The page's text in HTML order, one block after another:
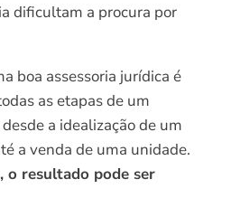
dificultam a procura por
boa assessoria jurídica é
as etapas de um
a idealização de um
a venda de uma unidade.
o resultado pode ser